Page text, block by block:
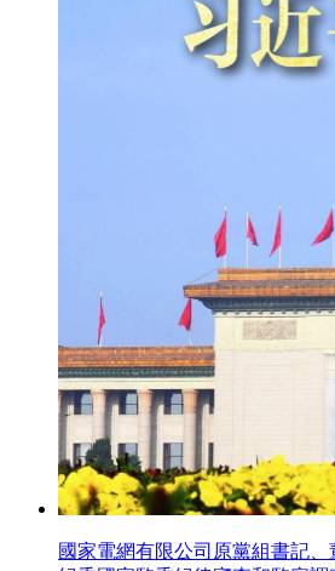
國家電網有限公司原黨組書記